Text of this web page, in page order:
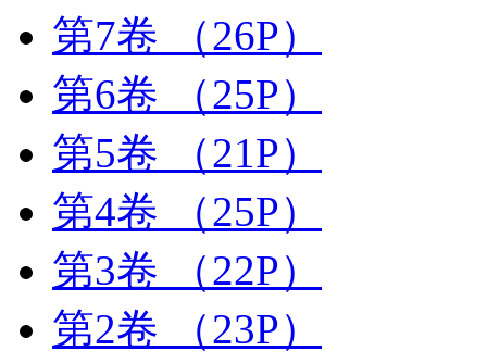
第7卷
（26P）
第6卷
（25P）
第5卷
（21P）
第4卷
（25P）
第3卷
（22P）
第2卷
（23P）